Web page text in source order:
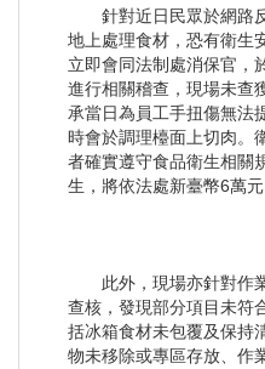
針對近日民眾於網路
地上處理食材，恐有衛生
立即會同法制處消保官，
進行相關稽查，現場未查
承當日為員工手扭傷無法
時會於調理檯面上切肉。
者確實遵守食品衛生相關
生，將依法處新臺幣6萬
此外，現場亦針對作
查核，發現部分項目未符
括冰箱食材未包覆及保持
物未移除或專區存放、作